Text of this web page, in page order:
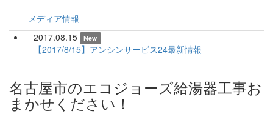
メディア情報
2017.08.15
New
【2017/8/15】アンシンサービス24最新情報
名古屋市のエコジョーズ給湯器工事お
まかせください！